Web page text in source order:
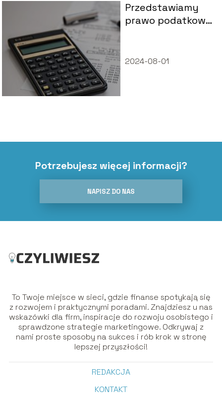
Przedstawiamy
prawo podatkowe
2024-08-01
Potrzebujesz więcej informacji?
NAPISZ DO NAS
To Twoje miejsce w sieci, gdzie finanse spotykają się
z rozwojem i praktycznymi poradami. Znajdziesz u nas
wskazówki dla firm, inspiracje do rozwoju osobistego i
sprawdzone strategie marketingowe. Odkrywaj z
nami proste sposoby na sukces i rób krok w stronę
lepszej przyszłości!
REDAKCJA
KONTAKT